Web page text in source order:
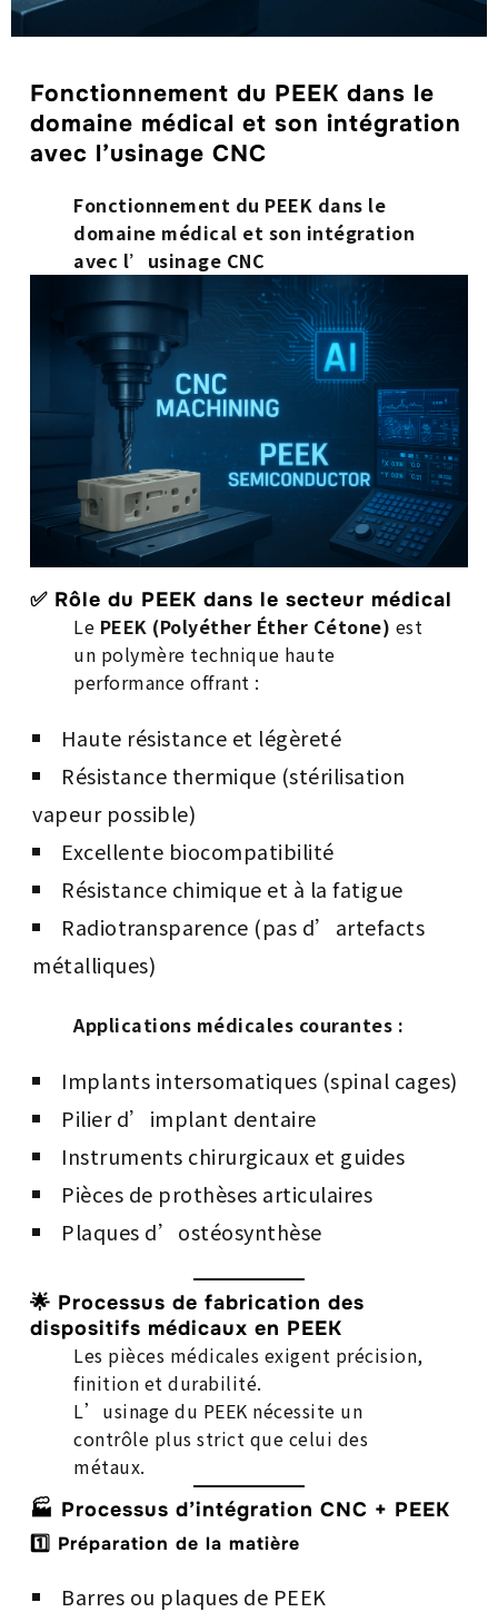
Fonctionnement du PEEK dans le
domaine médical et son intégration
avec l’usinage CNC
Fonctionnement du PEEK dans le
domaine médical et son intégration
avec l’usinage CNC
✅ Rôle du PEEK dans le secteur médical
Le PEEK (Polyéther Éther Cétone) est
un polymère technique haute
performance offrant :
Haute résistance et légèreté
Résistance thermique (stérilisation
vapeur possible)
Excellente biocompatibilité
Résistance chimique et à la fatigue
Radiotransparence (pas d’artefacts
métalliques)
Applications médicales courantes :
Implants intersomatiques (spinal cages)
Pilier d’implant dentaire
Instruments chirurgicaux et guides
Pièces de prothèses articulaires
Plaques d’ostéosynthèse
🌟 Processus de fabrication des
dispositifs médicaux en PEEK
Les pièces médicales exigent précision,
finition et durabilité.
L’usinage du PEEK nécessite un
contrôle plus strict que celui des
métaux.
🏭 Processus d’intégration CNC + PEEK
1️⃣ Préparation de la matière
Barres ou plaques de PEEK